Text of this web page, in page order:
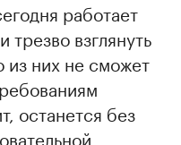
работает
взглянуть
из них не сможет
останется без